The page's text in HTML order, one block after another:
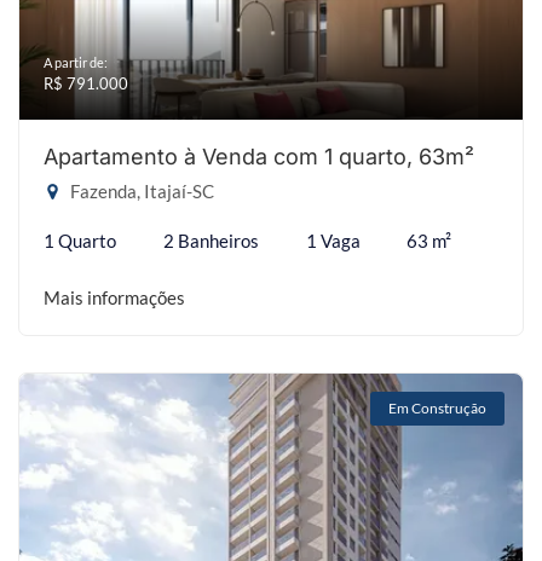
A partir de:
R$ 791.000
Apartamento à Venda com 1 quarto, 63m²
Fazenda, Itajaí-SC
1 Quarto 2 Banheiros 1 Vaga 63 m²
Mais informações
Em Construção